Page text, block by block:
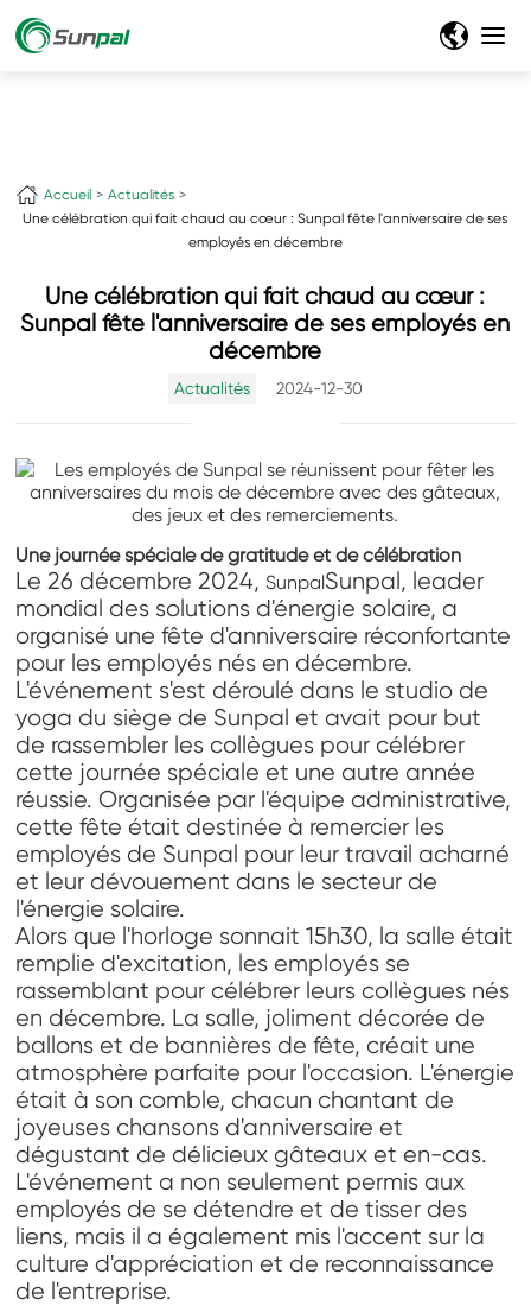
Accueil
Actualités
Une célébration qui fait chaud au cœur : Sunpal fête l'anniversaire de ses
employés en décembre
Une célébration qui fait chaud au cœur :
Sunpal fête l'anniversaire de ses employés en
décembre
Actualités 2024-12-30
Une journée spéciale de gratitude et de célébration
Le 26 décembre 2024,SunpalSunpal, leader
mondial des solutions d'énergie solaire, a
organisé une fête d'anniversaire réconfortante
pour les employés nés en décembre.
L'événement s'est déroulé dans le studio de
yoga du siège de Sunpal et avait pour but
de rassembler les collègues pour célébrer
cette journée spéciale et une autre année
réussie. Organisée par l'équipe administrative,
cette fête était destinée à remercier les
employés de Sunpal pour leur travail acharné
et leur dévouement dans le secteur de
l'énergie solaire.
Alors que l'horloge sonnait 15h30, la salle était
remplie d'excitation, les employés se
rassemblant pour célébrer leurs collègues nés
en décembre. La salle, joliment décorée de
ballons et de bannières de fête, créait une
atmosphère parfaite pour l'occasion. L'énergie
était à son comble, chacun chantant de
joyeuses chansons d'anniversaire et
dégustant de délicieux gâteaux et en-cas.
L'événement a non seulement permis aux
employés de se détendre et de tisser des
liens, mais il a également mis l'accent sur la
culture d'appréciation et de reconnaissance
de l'entreprise.